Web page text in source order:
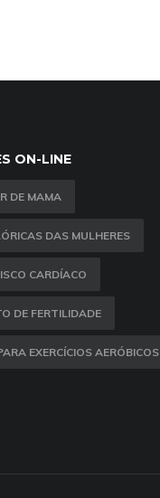
ON-LINE
DE MAMA
DAS MULHERES
CARDÍACO
DE FERTILIDADE
EXERCÍCIOS AERÓBICOS